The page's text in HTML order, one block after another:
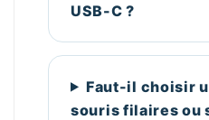
USB-C ?
Faut-il choisir
souris filaires ou